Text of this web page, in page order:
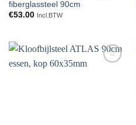
fiberglassteel 90cm
€53.00 Incl.BTW